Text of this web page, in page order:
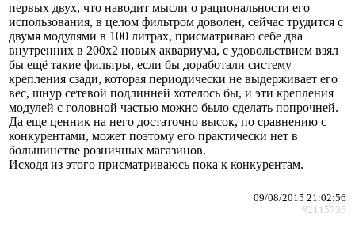
первых двух, что наводит мысли о рациональности его
использования, в целом фильтром доволен, сейчас трудится с
двумя модулями в 100 литрах, присматриваю себе два
внутренних в 200х2 новых аквариума, с удовольствием взял
бы ещё такие фильтры, если бы доработали систему
крепления сзади, которая периодически не выдерживает его
вес, шнур сетевой подлинней хотелось бы, и эти крепления
модулей с головной частью можно было сделать попрочней.
Да еще ценник на него достаточно высок, по сравнению с
конкурентами, может поэтому его практически нет в
большинстве розничных магазинов.
Исходя из этого присматриваюсь пока к конкурентам.
09/08/2015 21:02:56
#2115736